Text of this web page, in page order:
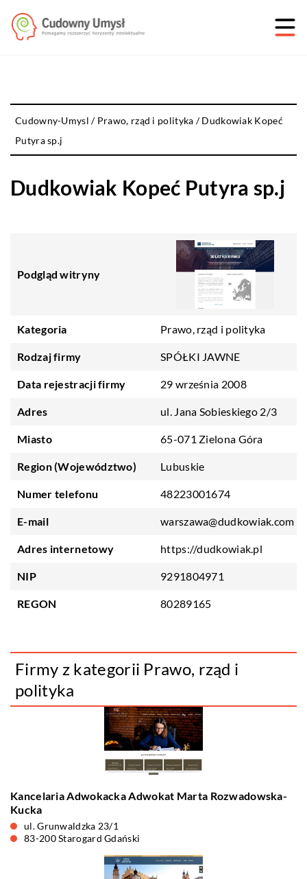
Cudowny-Umysl / Prawo, rząd i polityka /Dudkowiak Kopeć
Putyra sp.j
Dudkowiak Kopeć Putyra sp.j
Podgląd witryny
Kategoria Prawo, rząd i polityka
Rodzaj firmy SPÓŁKI JAWNE
Data rejestracji firmy 29 września 2008
Adres ul. Jana Sobieskiego 2/3
Miasto 65-071 Zielona Góra
Region (Województwo) Lubuskie
Numer telefonu 48223001674
E-mail warszawa@dudkowiak.com
Adres internetowy https://dudkowiak.pl
NIP 9291804971
REGON 80289165
Firmy z kategorii Prawo, rząd i
polityka
Kancelaria Adwokacka Adwokat Marta Rozwadowska-
Kucka
ul. Grunwaldzka 23/1
83-200 Starogard Gdański